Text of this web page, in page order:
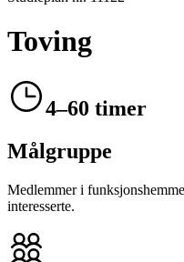
Toving
4–60 timer
Målgruppe
Medlemmer i
interesserte.